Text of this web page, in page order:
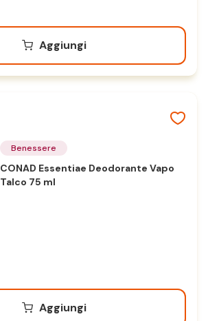
Aggiungi
Benessere
CONAD Essentiae Deodorante Vapo
Talco 75 ml
Aggiungi